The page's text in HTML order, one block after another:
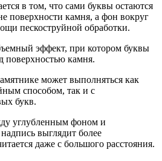
в том, что сами буквы остаются
поверхности камня, а фон вокруг
пескоструйной обработки.
эффект, при котором буквы
поверхностью камня.
может выполняться как
способом, так и с
букв.
углубленным фоном и
выглядит более
даже с большого расстояния.